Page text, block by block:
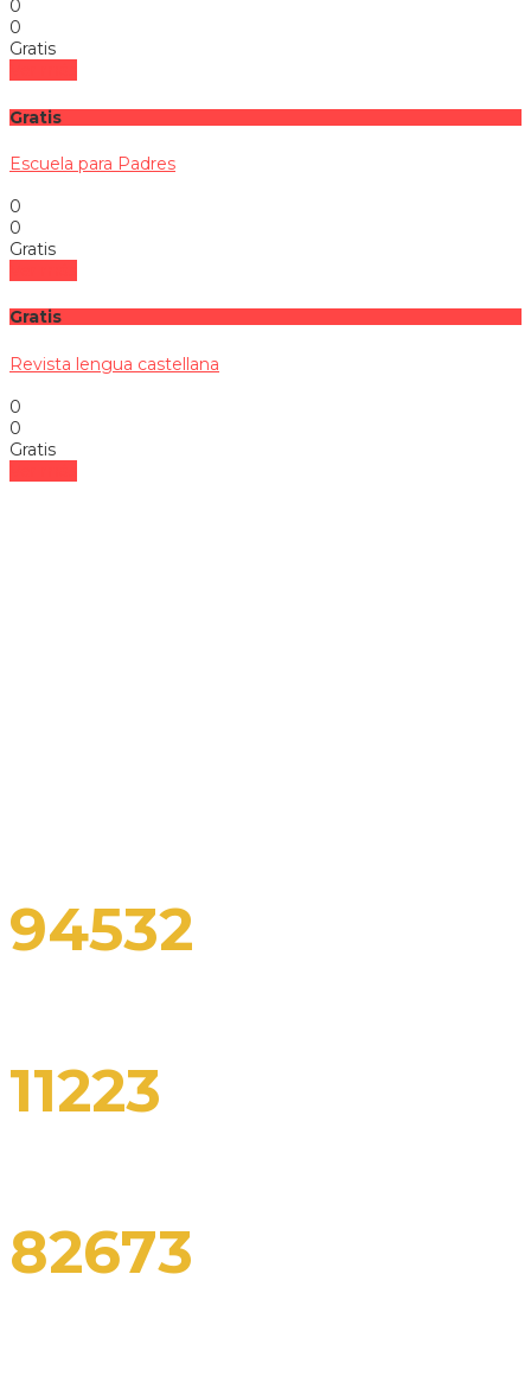
0
0
Gratis
Gratis
Escuela para Padres
0
0
Gratis
Gratis
Revista lengua castellana
0
0
Gratis
94532
11223
82673